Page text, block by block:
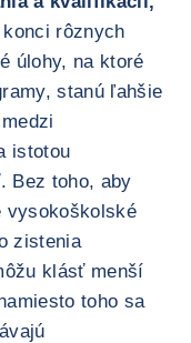
rôznych
úlohy, na ktoré
stanú ľahšie
istotou
Bez toho, aby
vysokoškolské
zistenia
klásť menší
toho sa